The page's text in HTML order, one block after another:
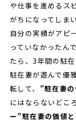
や仕事を進めるス
がちになってしま
自分の実績がアピ
っていなかったん
たら、3年間の駐
駐在妻が遊んで優
転して、 ”駐在妻
にはならないどこ
ー”駐在妻の価値